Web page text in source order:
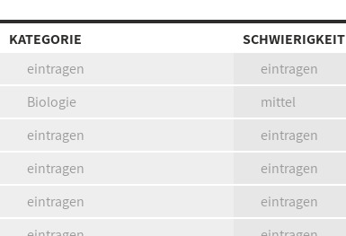
KATEGORIE SCHWIERIGKEIT
eintragen
eintragen
Biologie
mittel
eintragen
eintragen
eintragen
eintragen
eintragen
eintragen